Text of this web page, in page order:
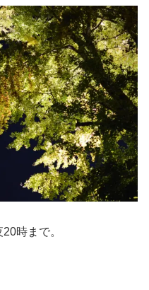
時まで。